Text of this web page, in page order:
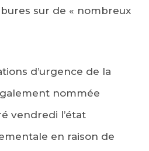
sur de « nombreux
d’urgence de la
nommée
vendredi l’état
en raison de